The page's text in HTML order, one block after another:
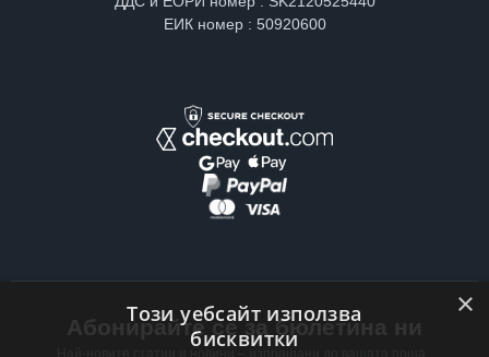
ЕИК номер : 50920600
Абонирайте се за бюлетина ни
×
Този уебсайт използва
бисквитки